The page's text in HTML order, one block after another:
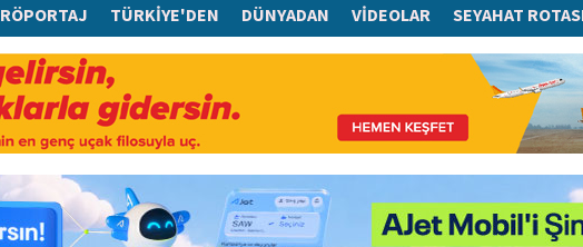
RÖPORTAJ TÜRKİYE'DEN DÜNYADAN VİDEOLAR SEYAHAT